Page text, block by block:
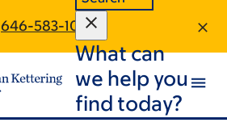
646-583-1086
What can
we help you
find today?